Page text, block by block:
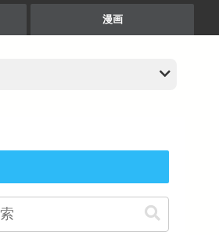
漫画